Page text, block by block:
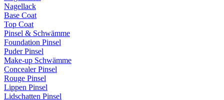
Nagellack
Base Coat
Top Coat
Pinsel & Schwämme
Foundation Pinsel
Puder Pinsel
Make-up Schwämme
Concealer Pinsel
Rouge Pinsel
Lippen Pinsel
Lidschatten Pinsel